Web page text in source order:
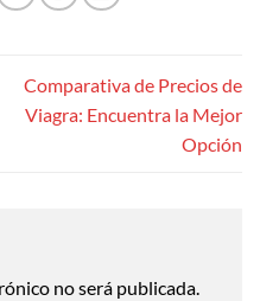
Comparativa de Precios de
Viagra: Encuentra la Mejor
Opción
no será publicada.